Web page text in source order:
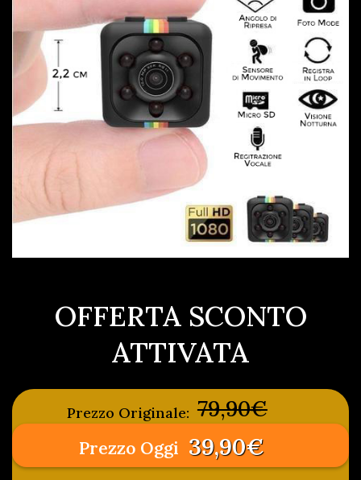
OFFERTA SCONTO
ATTIVATA
Prezzo Originale: 79,90€
Prezzo Oggi 39,90€